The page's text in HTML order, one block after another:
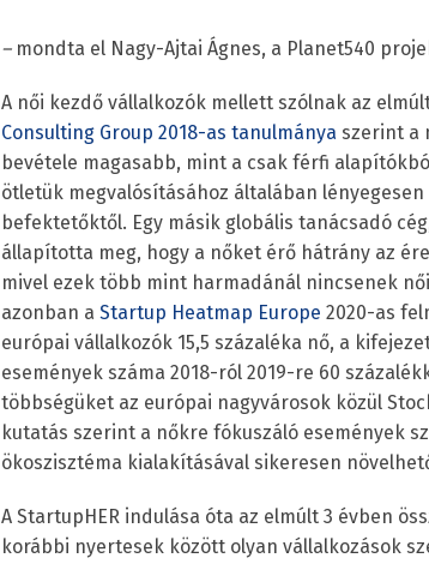
– mondta el Nagy-Ajtai Ágnes, a Planet540
A női kezdő vállalkozók mellett szólnak az
Consulting Group 2018-as tanulmánya szerint a
bevétele magasabb, mint a csak férfi
ötletük megvalósításához általában
befektetőktől. Egy másik globális tanácsadó
állapította meg, hogy a nőket érő hátrány az
mivel ezek több mint harmadánál nincsenek
azonban a Startup Heatmap Europe 2020-as
európai vállalkozók 15,5 százaléka nő, a
események száma 2018-ról 2019-re 60
többségüket az európai nagyvárosok közül
kutatás szerint a nőkre fókuszáló események
ökoszisztéma kialakításával sikeresen
A StartupHER indulása óta az elmúlt 3 évben
korábbi nyertesek között olyan vállalkozások